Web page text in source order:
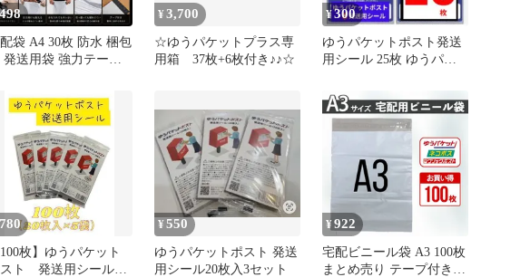
袋 A4 30枚 防水 梱包
発送用袋 強力テープ
応 60ミクロン
¥3,700
☆ゆうパケットプラス専
用箱 37枚+6枚付き♪♪☆
¥300
ゆうパケットポスト発送
用シール 25枚 ゆうパケ
780
100枚】ゆうパケット
ト 発送用シール
¥550
ゆうパケットポスト 発送
用シール20枚入3セット
¥922
宅配ビニール袋 A3 100枚
まとめ売り テープ付き